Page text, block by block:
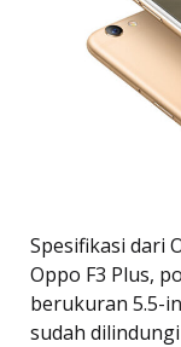
Spesifikasi dari
Oppo F3 Plus,
berukuran 5.5-
sudah